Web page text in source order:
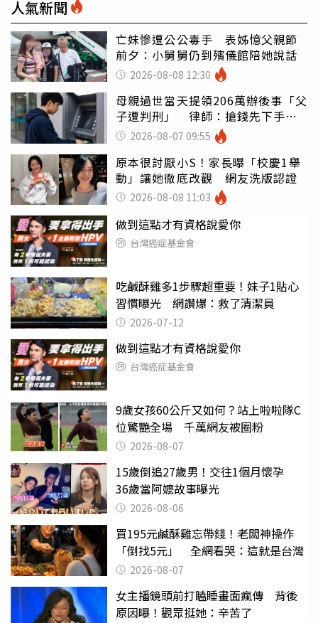
人氣新聞
亡妹慘遭公公毒手 表姊憶父親節
前夕：小舅舅仍到殯儀館陪她說話
2026-08-08 12:30
母親過世當天提領206萬辦後事「父
子遭判刑」 律師：搶錢先下手是
罪 2026-08-07 09:55
原本很討厭小S！家長曝「校慶1舉
動」讓她徹底改觀 網友洗版認證
2026-08-08 11:03
做到這點才有資格說愛你
台灣癌症基金會
吃鹹酥雞多1步驟超重要！妹子1貼心
習慣曝光 網讚爆：救了清潔員
2026-07-12
做到這點才有資格說愛你
台灣癌症基金會
9歲女孩60公斤又如何？站上啦啦隊C
位驚艷全場 千萬網友被圈粉
2026-08-07
15歲倒追27歲男！交往1個月懷孕
36歲當阿嬤故事曝光
2026-08-06
買195元鹹酥雞忘帶錢！老闆神操作
「倒找5元」 全網看哭：這就是台灣
2026-08-07
女主播鏡頭前打瞌睡畫面瘋傳 背後
原因曝！觀眾挺她：辛苦了